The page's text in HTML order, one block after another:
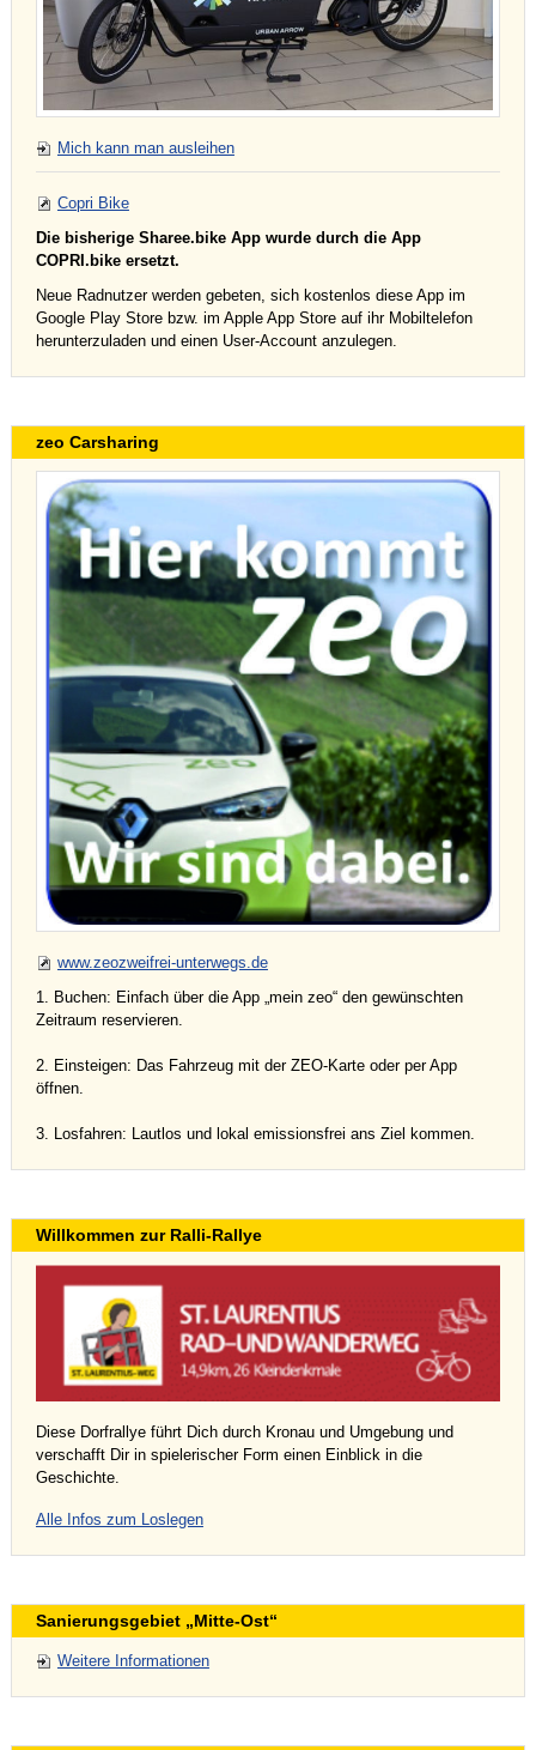
Mich kann man ausleihen
Copri Bike
Die bisherige Sharee.bike App wurde durch die App
COPRI.bike ersetzt.
Neue Radnutzer werden gebeten, sich kostenlos diese App im
Google Play Store bzw. im Apple App Store auf ihr Mobiltelefon
herunterzuladen und einen User-Account anzulegen.
zeo Carsharing
www.zeozweifrei-unterwegs.de
1. Buchen: Einfach über die App „mein zeo“ den gewünschten
Zeitraum reservieren.
2. Einsteigen: Das Fahrzeug mit der ZEO-Karte oder per App
öffnen.
3. Losfahren: Lautlos und lokal emissionsfrei ans Ziel kommen.
Willkommen zur Ralli-Rallye
Diese Dorfrallye führt Dich durch Kronau und Umgebung und
verschafft Dir in spielerischer Form einen Einblick in die
Geschichte.
Alle Infos zum Loslegen
Sanierungsgebiet „Mitte-Ost“
Weitere Informationen